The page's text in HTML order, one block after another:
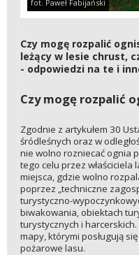
fot. Paweł Fabijański
Czy mogę rozpalić
leżący w lesie chrust,
- odpowiedzi na te i
Czy mogę rozpalić
Zgodnie z artykułem 30
śródleśnych oraz w
nie wolno rozniecać ognia
tego celu przez właściciela
miejsca, gdzie wolno
poprzez „techniczne
turystyczno-
biwakowania, obiektach
turystycznych i
mapy, którymi posługują
pożarowe lasu.